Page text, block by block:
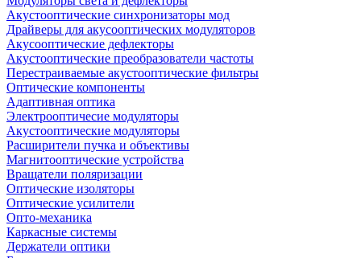
Акустооптические синхронизаторы мод
Драйверы для акусооптических модуляторов
Акусооптические дефлекторы
Акустооптические преобразователи частоты
Перестраиваемые акустооптические фильтры
Оптические компоненты
Адаптивная оптика
Электрооптичесие модуляторы
Акустооптические модуляторы
Расширители пучка и объективы
Магнитооптические устройства
Вращатели поляризации
Оптические изоляторы
Оптические усилители
Опто-механика
Каркасные системы
Держатели оптики